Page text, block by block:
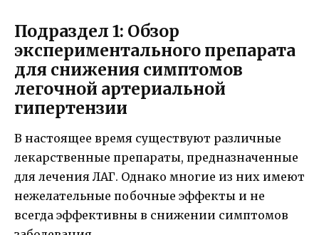
Подраздел 1: Обзор
экспериментального препарата
для снижения симптомов
легочной артериальной
гипертензии
В настоящее время существуют различные
лекарственные препараты, предназначенные
для лечения ЛАГ. Однако многие из них имеют
нежелательные побочные эффекты и не
всегда эффективны в снижении симптомов